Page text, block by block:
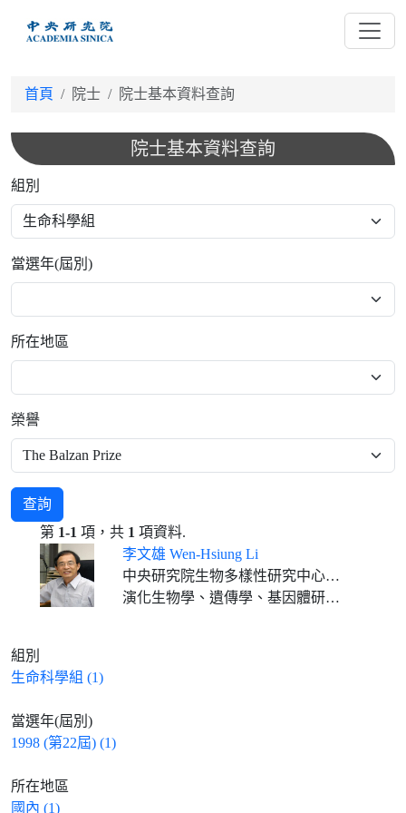
首頁 院士 院士基本資料查詢
院士基本資料查詢
組別
當選年(屆別)
所在地區
榮譽
查詢
第 1-1 項，共 1 項資料.
李文雄 Wen-Hsiung Li
中央研究院生物多樣性研究中心特聘研究員
演化生物學、遺傳學、基因體研究、生物資訊
組別
生命科學組 (1)
當選年(屆別)
1998 (第22屆) (1)
所在地區
國內 (1)